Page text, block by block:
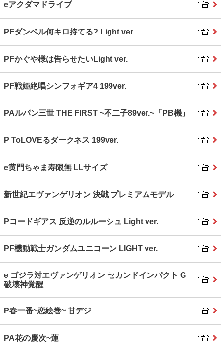
eアクダマドライブ
PFダンベル何キロ持てる? Light ver.
PFかぐや様は告らせたいLight ver.
PF戦姫絶唱シンフォギア4 199ver.
PAルパン三世 THE FIRST ~不二子89ver.~「PB機」
P ToLOVEるダークネス 199ver.
e黄門ちゃま寿限無 LLサイズ
新世紀エヴァンゲリオン 決戦 プレミアムモデル
Pコードギアス 反逆のルルーシュ Light ver.
PF機動戦士ガンダムユニコーン LIGHT ver.
e ゴジラ対エヴァンゲリオン セカンドインパクト G
破壊神覚醒
P春一番~恋絵巻~ 甘デジ
PA花の慶次~蓮